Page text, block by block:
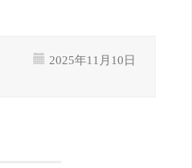
2025年11月10日